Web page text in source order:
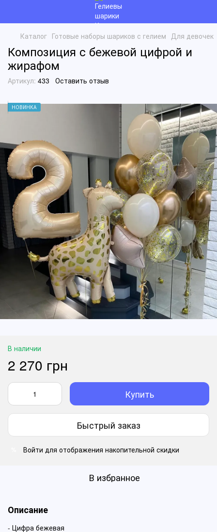
Каталог Готовые наборы шариков с гелием Для девочек
Композиция с бежевой цифрой и
жирафом
Артикул: 433 Оставить отзыв
НОВИНКА
В наличии
2 270 грн
Купить
Быстрый заказ
Войти для отображения накопительной скидки
В избранное
Описание
- Цифра бежевая